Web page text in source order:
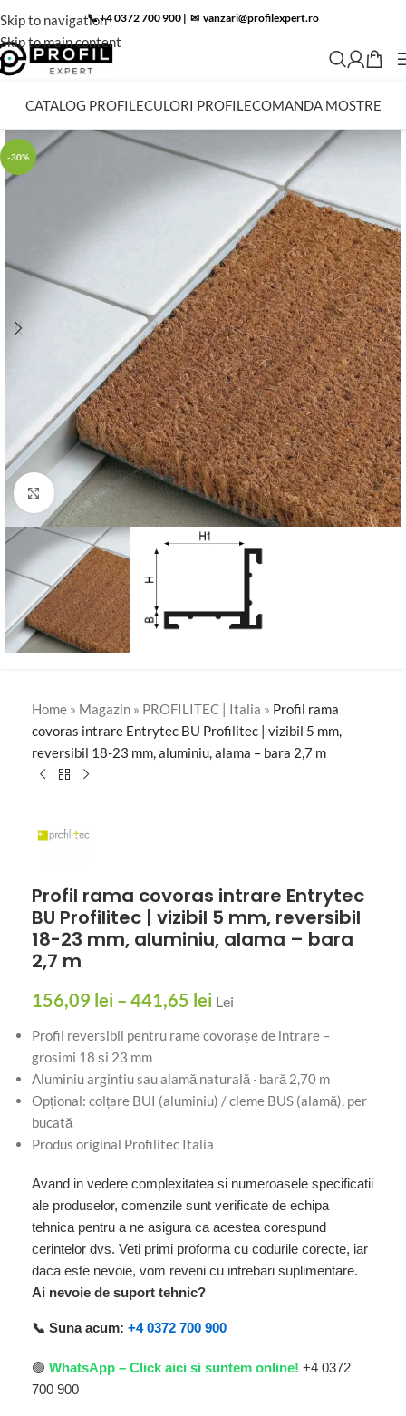
Skip to navigation
Skip to main content
📞 +4 0372 700 900 | ✉︎ vanzari@profilexpert.ro
CATALOG PROFILECULORI PROFILECOMANDA MOSTRE
-30%
Click to enlarge
Home » Magazin » PROFILITEC | Italia » Profil rama
covoras intrare Entrytec BU Profilitec | vizibil 5 mm,
reversibil 18-23 mm, aluminiu, alama – bara 2,7 m
Profil rama covoras intrare Entrytec
BU Profilitec | vizibil 5 mm, reversibil
18-23 mm, aluminiu, alama – bara
2,7 m
156,09 lei – 441,65 lei Lei
Profil reversibil pentru rame covorașe de intrare –
grosimi 18 și 23 mm
Aluminiu argintiu sau alamă naturală · bară 2,70 m
Opțional: colțare BUI (aluminiu) / cleme BUS (alamă), per
bucată
Produs original Profilitec Italia
Avand in vedere complexitatea si numeroasele specificatii
ale produselor, comenzile sunt verificate de echipa
tehnica pentru a ne asigura ca acestea corespund
cerintelor dvs. Veti primi proforma cu codurile corecte, iar
daca este nevoie, vom reveni cu intrebari suplimentare.
Ai nevoie de suport tehnic?
📞 Suna acum: +4 0372 700 900
🟢 WhatsApp – Click aici si suntem online! +4 0372
700 900